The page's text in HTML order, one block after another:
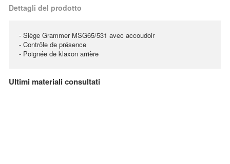
Dettagli del prodotto
- Siège Grammer MSG65/531 avec accoudoir
- Contrôle de présence
- Poignée de klaxon arrière
Ultimi materiali consultati